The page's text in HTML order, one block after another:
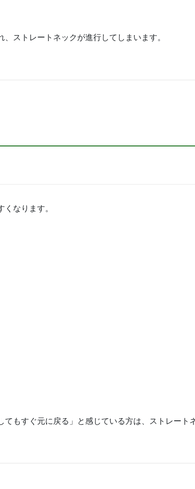
ストレートネックが進行してしまいます。
なります。
もすぐ元に戻る」と感じている方は、ストレート